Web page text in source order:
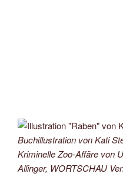
Buchillustration von Kati
Kriminelle Zoo-Affäre von
Allinger, WORTSCHAU